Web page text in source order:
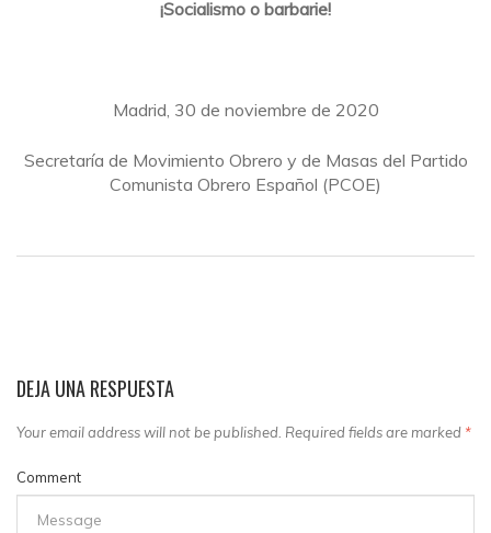
¡Socialismo o barbarie!
Madrid, 30 de noviembre de 2020
Secretaría de Movimiento Obrero y de Masas del Partido
Comunista Obrero Español (PCOE)
DEJA UNA RESPUESTA
Your email address will not be published. Required fields are marked *
Comment